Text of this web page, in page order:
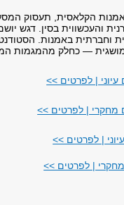
והעכשווית בסין. דגש
וחברתית באמנות.
— כחלק מהמגמות
עיוני | לפרטים >>
מחקרי | לפרטים >>
| לפרטים >>
| לפרטים >>